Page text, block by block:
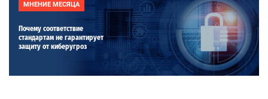
МНЕНИЕ МЕСЯЦА
Почему соответствие
стандартам не гарантирует
защиту от киберугроз